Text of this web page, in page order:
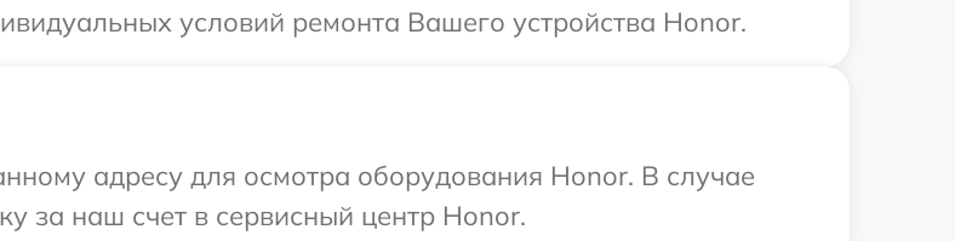
условий ремонта Вашего устройства Honor.
адресу для осмотра оборудования Honor. В случае
за наш счет в сервисный центр Honor.